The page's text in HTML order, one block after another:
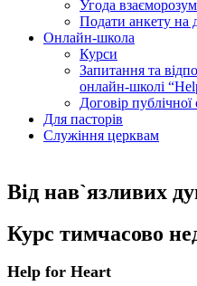
Угода
Подати анкету на
Онлайн-школа
Курси
Запитання та
онлайн-школі
Договір
Для пасторів
Служіння церквам
Від нав`язливих
Курс тимчасово
Help for Heart